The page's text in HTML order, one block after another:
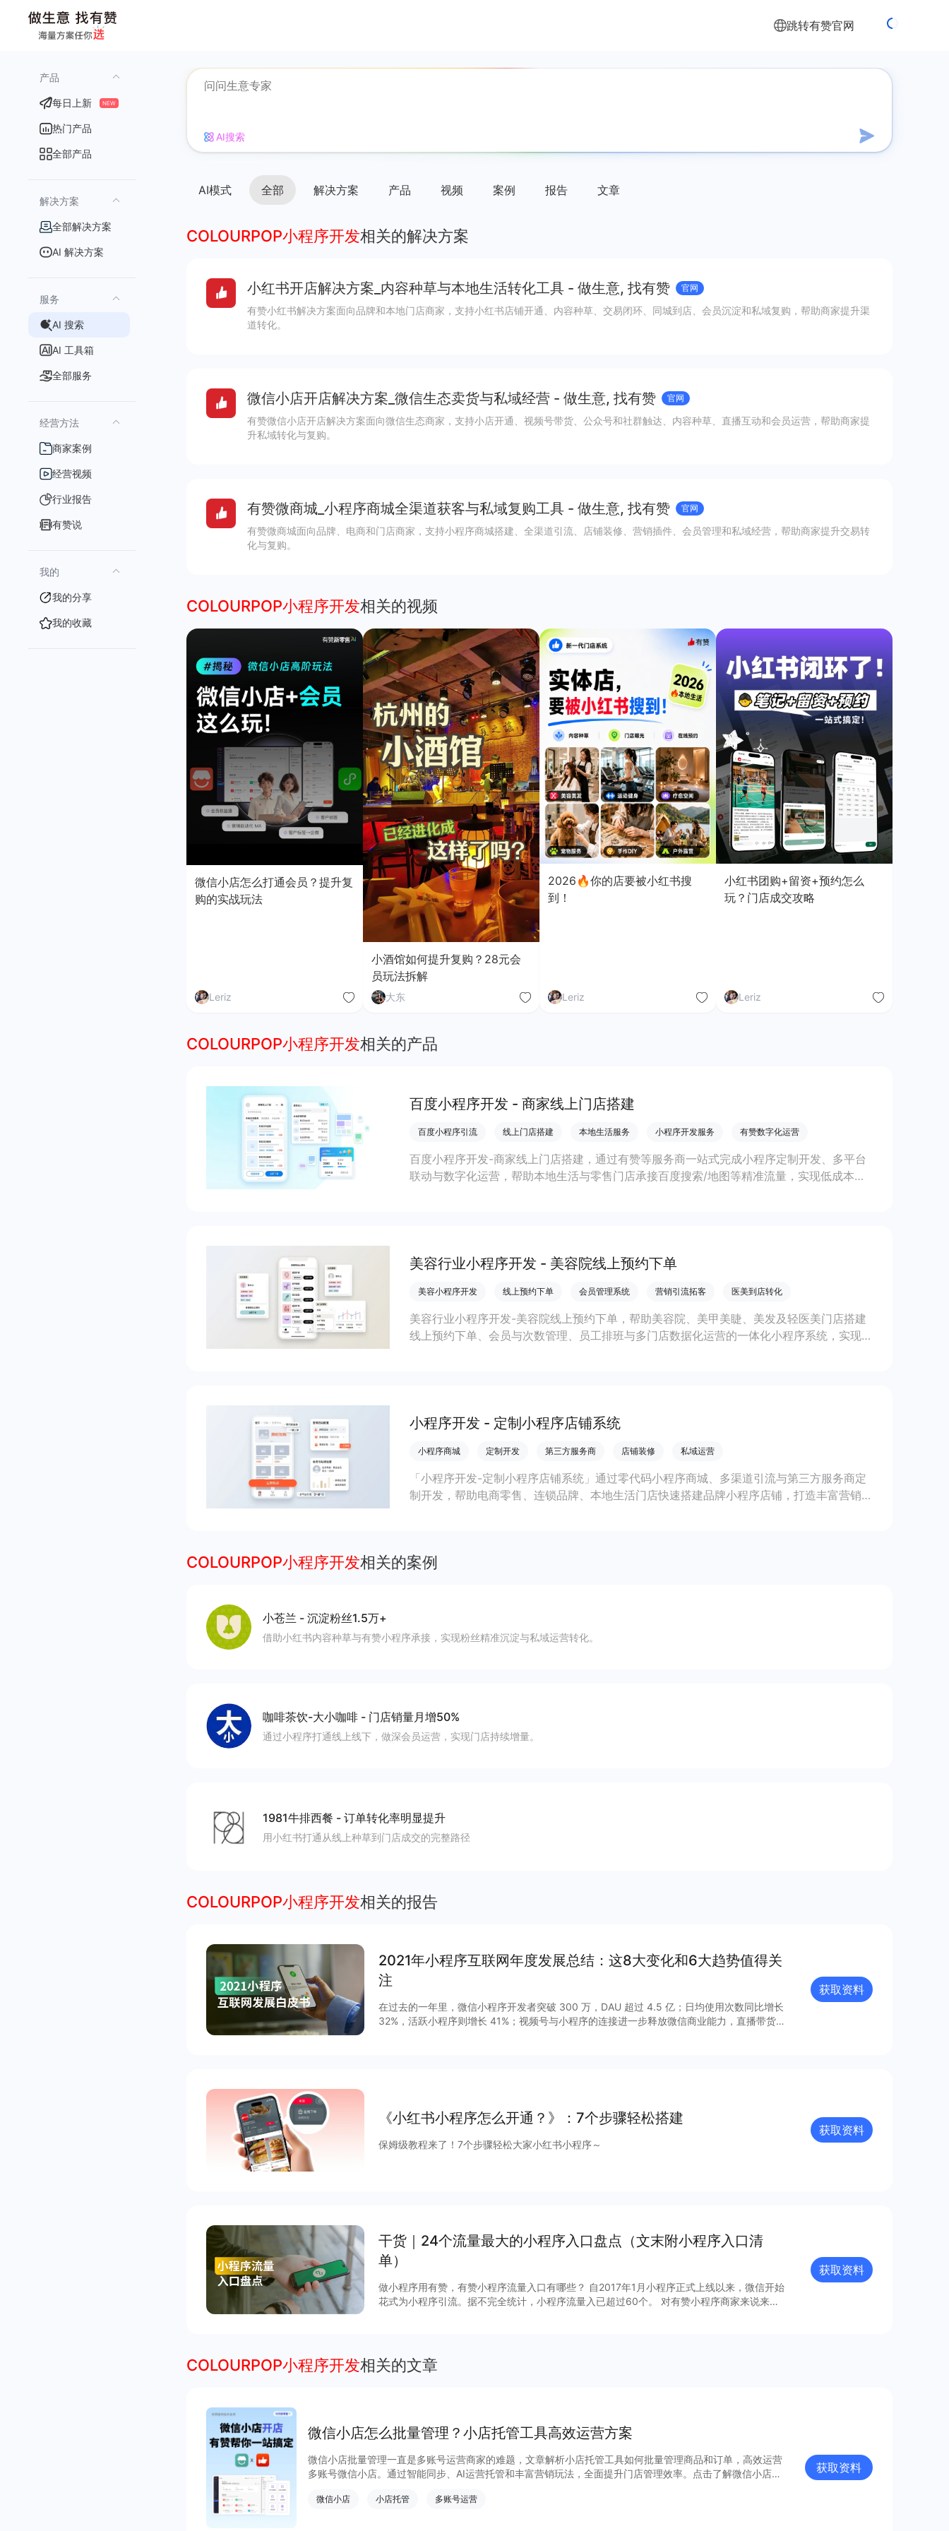
跳转有赞官网
产品
每日上新 NEW
热门产品
全部产品
解决方案
全部解决方案
AI 解决方案
服务
AI 搜索
AI 工具箱
全部服务
经营方法
商家案例
经营视频
行业报告
有赞说
我的
我的分享
我的收藏
AI搜索
AI模式 全部 解决方案 产品 视频 案例 报告 文章
COLOURPOP小程序开发相关的解决方案
小红书开店解决方案_内容种草与本地生活转化工具 - 做生意, 找有赞 官网
有赞小红书解决方案面向品牌和本地门店商家，支持小红书店铺开通、内容种草、交易闭环、同城到店、会员沉淀和私域复购，帮助商家提升渠
道转化。
微信小店开店解决方案_微信生态卖货与私域经营 - 做生意, 找有赞 官网
有赞微信小店开店解决方案面向微信生态商家，支持小店开通、视频号带货、公众号和社群触达、内容种草、直播互动和会员运营，帮助商家提
升私域转化与复购。
有赞微商城_小程序商城全渠道获客与私域复购工具 - 做生意, 找有赞 官网
有赞微商城面向品牌、电商和门店商家，支持小程序商城搭建、全渠道引流、店铺装修、营销插件、会员管理和私域经营，帮助商家提升交易转
化与复购。
COLOURPOP小程序开发相关的视频
微信小店怎么打通会员？提升复
购的实战玩法
Leriz
小酒馆如何提升复购？28元会
员玩法拆解
大东
2026🔥你的店要被小红书搜
到！
Leriz
小红书团购+留资+预约怎么
玩？门店成交攻略
Leriz
COLOURPOP小程序开发相关的产品
百度小程序开发 - 商家线上门店搭建
百度小程序引流 线上门店搭建 本地生活服务 小程序开发服务 有赞数字化运营
百度小程序开发-商家线上门店搭建，通过有赞等服务商一站式完成小程序定制开发、多平台
联动与数字化运营，帮助本地生活与零售门店承接百度搜索/地图等精准流量，实现低成本获
美容行业小程序开发 - 美容院线上预约下单
美容小程序开发 线上预约下单 会员管理系统 营销引流拓客 医美到店转化
美容行业小程序开发-美容院线上预约下单，帮助美容院、美甲美睫、美发及轻医美门店搭建
线上预约下单、会员与次数管理、员工排班与多门店数据化运营的一体化小程序系统，实现低
小程序开发 - 定制小程序店铺系统
小程序商城 定制开发 第三方服务商 店铺装修 私域运营
「小程序开发-定制小程序店铺系统」通过零代码小程序商城、多渠道引流与第三方服务商定
制开发，帮助电商零售、连锁品牌、本地生活门店快速搭建品牌小程序店铺，打造丰富营销与
COLOURPOP小程序开发相关的案例
小苍兰 - 沉淀粉丝1.5万+
借助小红书内容种草与有赞小程序承接，实现粉丝精准沉淀与私域运营转化。
咖啡茶饮-大小咖啡 - 门店销量月增50%
通过小程序打通线上线下，做深会员运营，实现门店持续增量。
1981牛排西餐 - 订单转化率明显提升
用小红书打通从线上种草到门店成交的完整路径
COLOURPOP小程序开发相关的报告
2021年小程序互联网年度发展总结：这8大变化和6大趋势值得关
注
在过去的一年里，微信小程序开发者突破 300 万，DAU 超过 4.5 亿；日均使用次数同比增长
32%，活跃小程序则增长 41%；视频号与小程序的连接进一步释放微信商业能力，直播带货
项升级，助力商家数字化运营、降本增效。
获取资料
《小红书小程序怎么开通？》：7个步骤轻松搭建
保姆级教程来了！7个步骤轻松大家小红书小程序～
获取资料
干货｜24个流量最大的小程序入口盘点（文末附小程序入口清
单）
做小程序用有赞，有赞小程序流量入口有哪些？ 自2017年1月小程序正式上线以来，微信开始
花式为小程序引流。据不完全统计，小程序流量入已超过60个。 对有赞小程序商家来说来
获取资料
COLOURPOP小程序开发相关的文章
微信小店怎么批量管理？小店托管工具高效运营方案
微信小店批量管理一直是多账号运营商家的难题，文章解析小店托管工具如何批量管理商品和订单，高效运营
多账号微信小店。通过智能同步、AI运营托管和丰富营销玩法，全面提升门店管理效率。点击了解微信小店批
微信小店 小店托管 多账号运营
获取资料